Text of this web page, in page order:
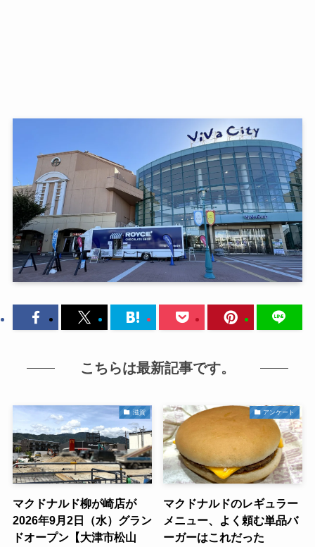
こちらは最新記事です。
滋賀
マクドナルド柳が崎店が
2026年9月2日（水）グラン
ドオープン【大津市松山
アンケート
マクドナルドのレギュラー
メニュー、よく頼む単品バ
ーガーはこれだった